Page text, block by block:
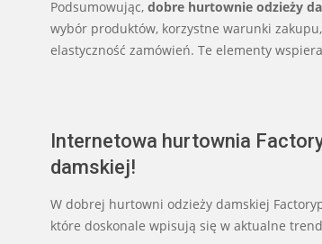
Podsumowując, dobre hurtownie odzieży
wybór produktów, korzystne warunki
elastyczność zamówień. Te elementy
Internetowa hurtownia
damskiej!
W dobrej hurtowni odzieży damskiej
które doskonale wpisują się w aktualne